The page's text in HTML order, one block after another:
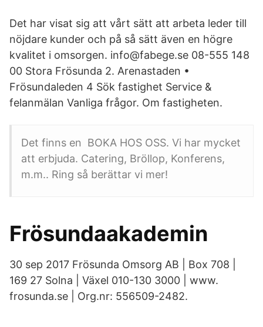
Det har visat sig att vårt sätt att arbeta leder till
nöjdare kunder och på så sätt även en högre
kvalitet i omsorgen. info@fabege.se 08-555 148
00 Stora Frösunda 2. Arenastaden •
Frösundaleden 4 Sök fastighet Service &
felanmälan Vanliga frågor. Om fastigheten.
Det finns en BOKA HOS OSS. Vi har mycket
att erbjuda. Catering, Bröllop, Konferens,
m.m.. Ring så berättar vi mer!
Frösundaakademin
30 sep 2017 Frösunda Omsorg AB | Box 708 |
169 27 Solna | Växel 010-130 3000 | www.
frosunda.se | Org.nr: 556509-2482.